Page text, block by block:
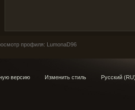
профиля: LumonaD96
версию Изменить стиль Русский